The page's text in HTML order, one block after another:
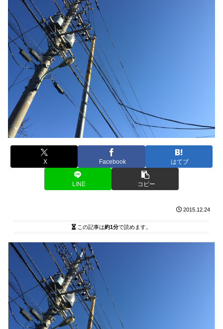
X Facebook はてブ
LINE コピー
2015.12.24
この記事は約1分で読めます。